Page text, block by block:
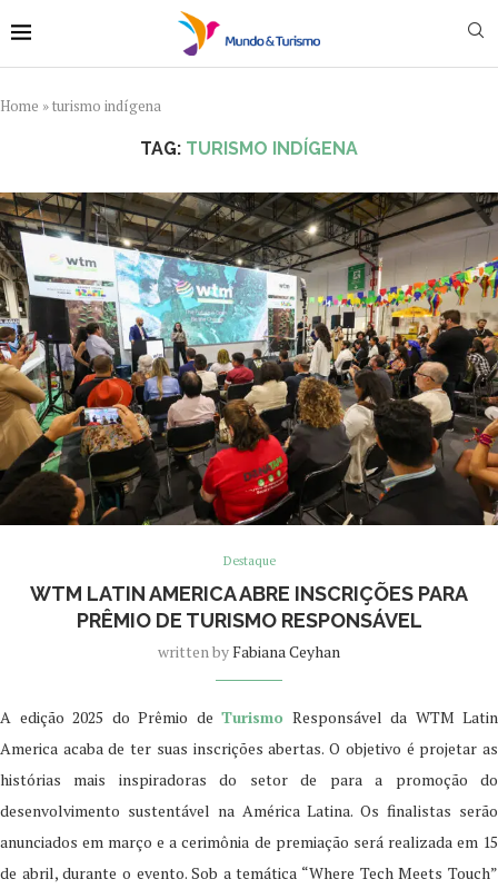
Home »turismo indígena
TAG: TURISMO INDÍGENA
Destaque
WTM LATIN AMERICA ABRE INSCRIÇÕES PARA
PRÊMIO DE TURISMO RESPONSÁVEL
written byFabiana Ceyhan
A edição 2025 do Prêmio de Turismo Responsável da WTM Latin
America acaba de ter suas inscrições abertas. O objetivo é projetar as
histórias mais inspiradoras do setor de para a promoção do
desenvolvimento sustentável na América Latina. Os finalistas serão
anunciados em março e a cerimônia de premiação será realizada em 15
de abril, durante o evento. Sob a temática “Where Tech Meets Touch”